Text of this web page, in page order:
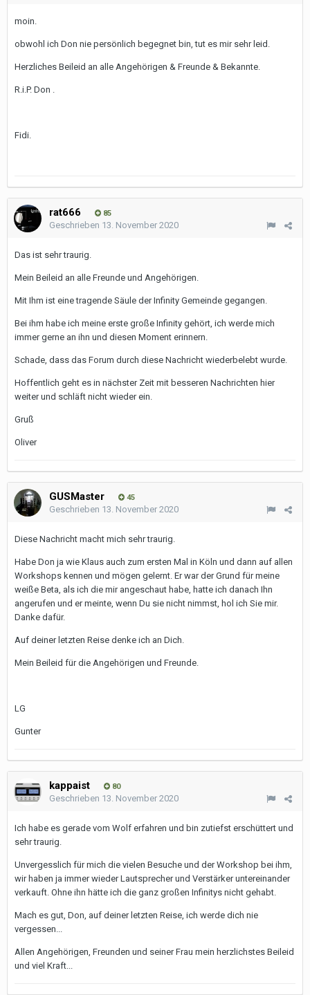
moin.
obwohl ich Don nie persönlich begegnet bin, tut es mir sehr leid.
Herzliches Beileid an alle Angehörigen & Freunde & Bekannte.
R.i.P. Don .
Fidi.
rat666 85
Geschrieben 13. November 2020
Das ist sehr traurig.
Mein Beileid an alle Freunde und Angehörigen.
Mit Ihm ist eine tragende Säule der Infinity Gemeinde gegangen.
Bei ihm habe ich meine erste große Infinity gehört, ich werde mich
immer gerne an ihn und diesen Moment erinnern.
Schade, dass das Forum durch diese Nachricht wiederbelebt wurde.
Hoffentlich geht es in nächster Zeit mit besseren Nachrichten hier
weiter und schläft nicht wieder ein.
Gruß
Oliver
GUSMaster 45
Geschrieben 13. November 2020
Diese Nachricht macht mich sehr traurig.
Habe Don ja wie Klaus auch zum ersten Mal in Köln und dann auf allen
Workshops kennen und mögen gelernt. Er war der Grund für meine
weiße Beta, als ich die mir angeschaut habe, hatte ich danach Ihn
angerufen und er meinte, wenn Du sie nicht nimmst, hol ich Sie mir.
Danke dafür.
Auf deiner letzten Reise denke ich an Dich.
Mein Beileid für die Angehörigen und Freunde.
LG
Gunter
kappaist 80
Geschrieben 13. November 2020
Ich habe es gerade vom Wolf erfahren und bin zutiefst erschüttert und
sehr traurig.
Unvergesslich für mich die vielen Besuche und der Workshop bei ihm,
wir haben ja immer wieder Lautsprecher und Verstärker untereinander
verkauft. Ohne ihn hätte ich die ganz großen Infinitys nicht gehabt.
Mach es gut, Don, auf deiner letzten Reise, ich werde dich nie
vergessen...
Allen Angehörigen, Freunden und seiner Frau mein herzlichstes Beileid
und viel Kraft...